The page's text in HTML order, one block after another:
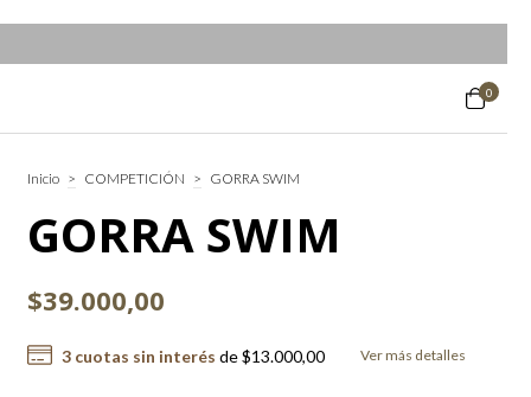
0
Inicio > COMPETICIÓN > GORRA SWIM
GORRA SWIM
$39.000,00
3 cuotas sin interés de$13.000,00 Ver más detalles